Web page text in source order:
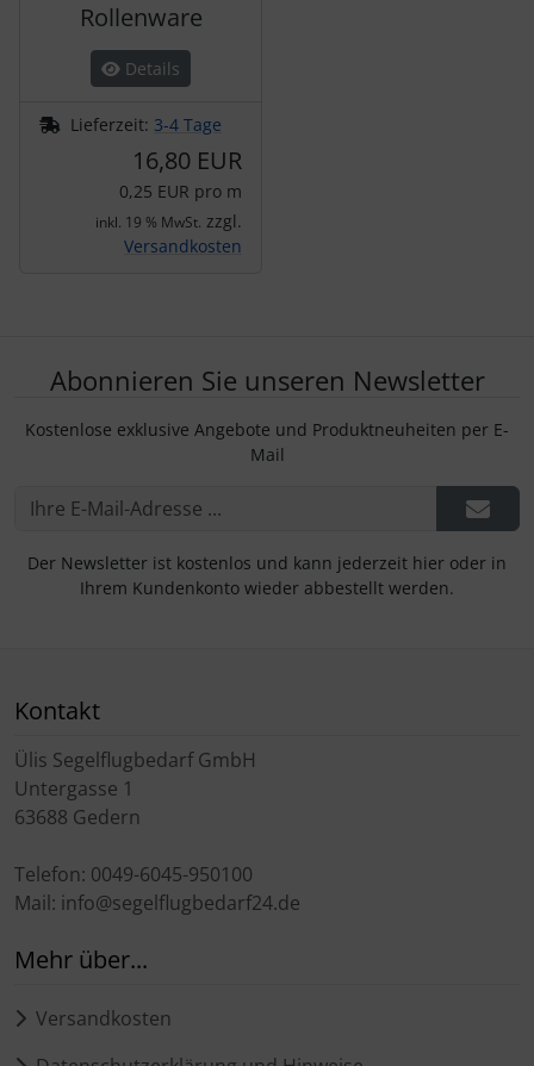
Rollenware
Details
Lieferzeit: 3-4 Tage
16,80 EUR
0,25 EUR pro m
inkl. 19 % MwSt. zzgl.
Versandkosten
Abonnieren Sie unseren Newsletter
Kostenlose exklusive Angebote und Produktneuheiten per E-
Mail
Der Newsletter ist kostenlos und kann jederzeit hier oder in
Ihrem Kundenkonto wieder abbestellt werden.
Kontakt
Ülis Segelflugbedarf GmbH
Untergasse 1
63688 Gedern
Telefon: 0049-6045-950100
Mail: info@segelflugbedarf24.de
Mehr über...
Versandkosten